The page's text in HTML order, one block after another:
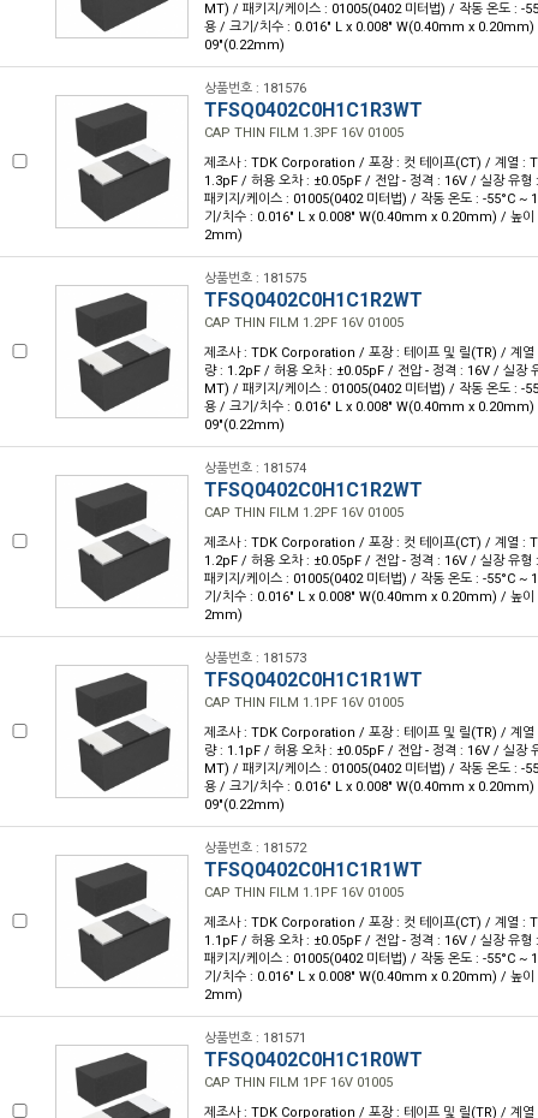
MT) / 패키지/케이스 : 01005(0402 미터법) / 작동 온도 : -
용 / 크기/치수 : 0.016" L x 0.008" W(0.40mm x 0.20mm)
09"(0.22mm)
상품번호 : 181576
TFSQ0402C0H1C1R3WT
CAP THIN FILM 1.3PF 16V 01005
제조사 : TDK Corporation / 포장 : 컷 테이프(CT) / 계열 :
1.3pF / 허용 오차 : ±0.05pF / 전압 - 정격 : 16V / 실장 유
패키지/케이스 : 01005(0402 미터법) / 작동 온도 : -55°C ~
기/치수 : 0.016" L x 0.008" W(0.40mm x 0.20mm) / 높이
2mm)
상품번호 : 181575
TFSQ0402C0H1C1R2WT
CAP THIN FILM 1.2PF 16V 01005
제조사 : TDK Corporation / 포장 : 테이프 및 릴(TR) / 계
량 : 1.2pF / 허용 오차 : ±0.05pF / 전압 - 정격 : 16V / 실장
MT) / 패키지/케이스 : 01005(0402 미터법) / 작동 온도 : -
용 / 크기/치수 : 0.016" L x 0.008" W(0.40mm x 0.20mm)
09"(0.22mm)
상품번호 : 181574
TFSQ0402C0H1C1R2WT
CAP THIN FILM 1.2PF 16V 01005
제조사 : TDK Corporation / 포장 : 컷 테이프(CT) / 계열 :
1.2pF / 허용 오차 : ±0.05pF / 전압 - 정격 : 16V / 실장 유
패키지/케이스 : 01005(0402 미터법) / 작동 온도 : -55°C ~
기/치수 : 0.016" L x 0.008" W(0.40mm x 0.20mm) / 높이
2mm)
상품번호 : 181573
TFSQ0402C0H1C1R1WT
CAP THIN FILM 1.1PF 16V 01005
제조사 : TDK Corporation / 포장 : 테이프 및 릴(TR) / 계
량 : 1.1pF / 허용 오차 : ±0.05pF / 전압 - 정격 : 16V / 실장
MT) / 패키지/케이스 : 01005(0402 미터법) / 작동 온도 : -
용 / 크기/치수 : 0.016" L x 0.008" W(0.40mm x 0.20mm)
09"(0.22mm)
상품번호 : 181572
TFSQ0402C0H1C1R1WT
CAP THIN FILM 1.1PF 16V 01005
제조사 : TDK Corporation / 포장 : 컷 테이프(CT) / 계열 :
1.1pF / 허용 오차 : ±0.05pF / 전압 - 정격 : 16V / 실장 유
패키지/케이스 : 01005(0402 미터법) / 작동 온도 : -55°C ~
기/치수 : 0.016" L x 0.008" W(0.40mm x 0.20mm) / 높이
2mm)
상품번호 : 181571
TFSQ0402C0H1C1R0WT
CAP THIN FILM 1PF 16V 01005
제조사 : TDK Corporation / 포장 : 테이프 및 릴(TR) / 계